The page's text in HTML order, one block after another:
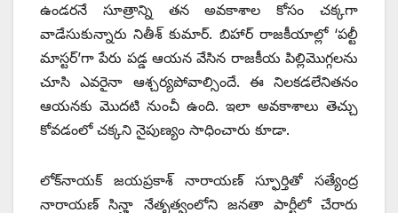
ఉండరనే సూత్రాన్ని తన అవకాశాల కోసం చక్కగా
వాడేసుకున్నారు నితీశ్‌ ‌కుమార్‌. ‌బిహార్‌ ‌రాజకీయాల్లో ‘పల్టీ
మాస్టర్‌’‌గా పేరు పడ్డ ఆయన వేసిన రాజకీయ పిల్లిమొగ్గలను
చూసి ఎవరైనా ఆశ్చర్యపోవాల్సిందే. ఈ నిలకడలేనితనం
ఆయనకు మొదటి నుంచీ ఉంది. ఇలా అవకాశాలు తెచ్చు
కోవడంలో చక్కని నైపుణ్యం సాధించారు కూడా.
లోక్‌నాయక్‌ ‌జయప్రకాశ్‌ ‌నారాయణ్‌ ‌స్ఫూర్తితో సత్యేంద్ర
నారాయణ్‌ ‌సిన్హా నేతృత్వంలోని జనతా పార్టీలో చేరారు